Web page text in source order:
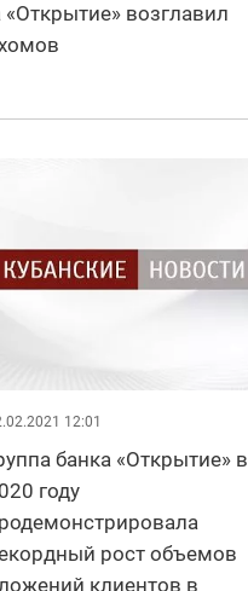
«Открытие» возглавил
12:01
банка «Открытие» в
году
рост объемов
клиентов в